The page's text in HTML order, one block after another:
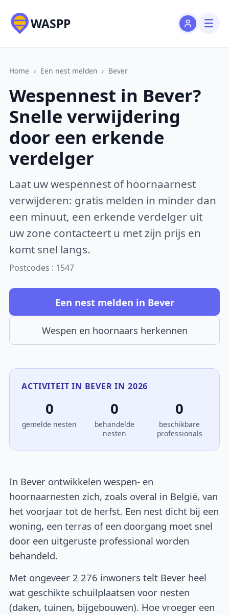
WASPP
Home › Een nest melden › Bever
Wespennest in Bever?
Snelle verwijdering
door een erkende
verdelger
Laat uw wespennest of hoornaarnest
verwijderen: gratis melden in minder dan
een minuut, een erkende verdelger uit
uw zone contacteert u met zijn prijs en
komt snel langs.
Postcodes : 1547
Een nest melden in Bever
Wespen en hoornaars herkennen
ACTIVITEIT IN BEVER IN 2026
0
gemelde nesten
0
behandelde
nesten
0
beschikbare
professionals
In Bever ontwikkelen wespen- en
hoornaarnesten zich, zoals overal in België, van
het voorjaar tot de herfst. Een nest dicht bij een
woning, een terras of een doorgang moet snel
door een uitgeruste professional worden
behandeld.
Met ongeveer 2 276 inwoners telt Bever heel
wat geschikte schuilplaatsen voor nesten
(daken, tuinen, bijgebouwen). Hoe vroeger een